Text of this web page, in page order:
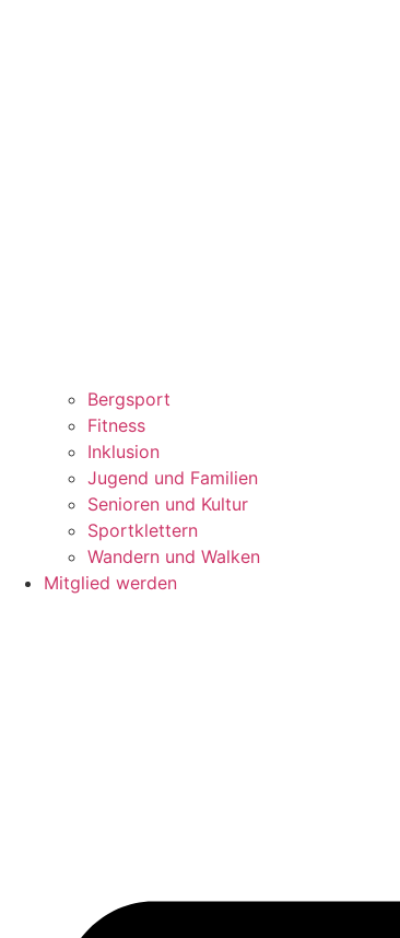
Bergsport
Fitness
Inklusion
Jugend und Familien
Senioren und Kultur
Sportklettern
Wandern und Walken
Mitglied werden